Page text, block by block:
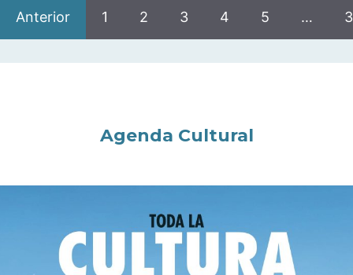
Anterior 1 2 3 4 5 …
Agenda Cultural